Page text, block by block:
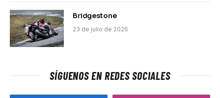
Bridgestone
23 de julio de 2026
SÍGUENOS EN REDES SOCIALES